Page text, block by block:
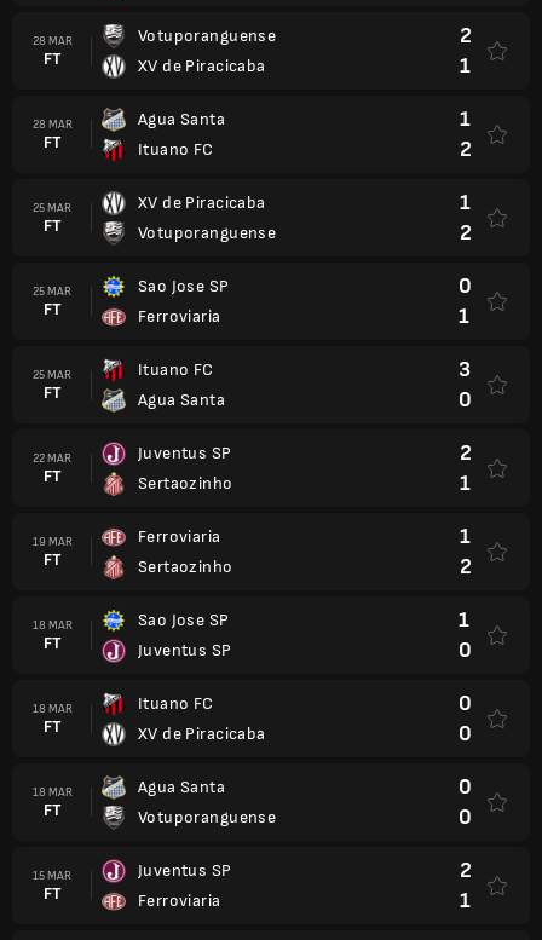
28 MAR
FT
Votuporanguense
XV de Piracicaba
2
1
28 MAR
FT
Agua Santa
Ituano FC
1
2
25 MAR
FT
XV de Piracicaba
Votuporanguense
1
2
25 MAR
FT
Sao Jose SP
Ferroviaria
0
1
25 MAR
FT
Ituano FC
Agua Santa
3
0
22 MAR
FT
Juventus SP
Sertaozinho
2
1
19 MAR
FT
Ferroviaria
Sertaozinho
1
2
18 MAR
FT
Sao Jose SP
Juventus SP
1
0
18 MAR
FT
Ituano FC
XV de Piracicaba
0
0
18 MAR
FT
Agua Santa
Votuporanguense
0
0
15 MAR
FT
Juventus SP
Ferroviaria
2
1